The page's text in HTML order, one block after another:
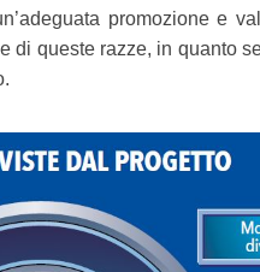
promozione e
di queste razze, in quanto